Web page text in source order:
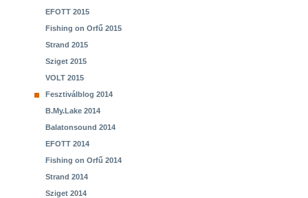
EFOTT 2015
Fishing on Orfű 2015
Strand 2015
Sziget 2015
VOLT 2015
Fesztiválblog 2014
B.My.Lake 2014
Balatonsound 2014
EFOTT 2014
Fishing on Orfű 2014
Strand 2014
Sziget 2014